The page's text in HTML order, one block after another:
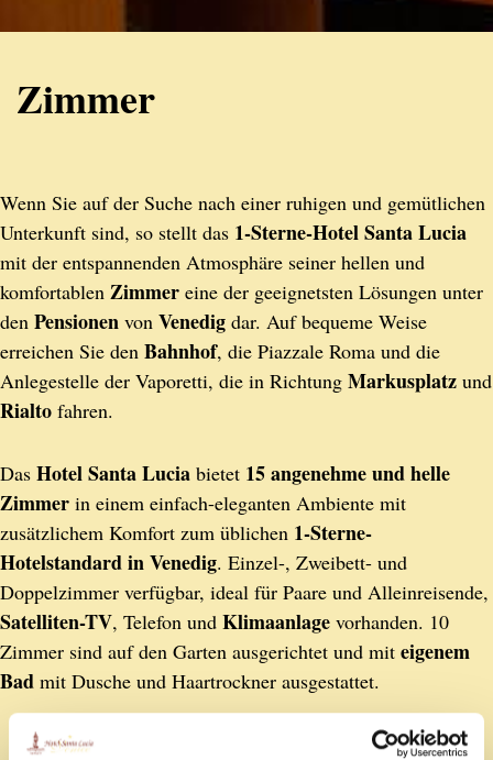
Zimmer
Wenn Sie auf der Suche nach einer ruhigen und gemütlichen
Unterkunft sind, so stellt das 1-Sterne-Hotel Santa Lucia
mit der entspannenden Atmosphäre seiner hellen und
komfortablen Zimmer eine der geeignetsten Lösungen unter
den Pensionen von Venedig dar. Auf bequeme Weise
erreichen Sie den Bahnhof, die Piazzale Roma und die
Anlegestelle der Vaporetti, die in Richtung Markusplatz und
Rialto fahren.
Das Hotel Santa Lucia bietet 15 angenehme und helle
Zimmer in einem einfach-eleganten Ambiente mit
zusätzlichem Komfort zum üblichen 1-Sterne-
Hotelstandard in Venedig. Einzel-, Zweibett- und
Doppelzimmer verfügbar, ideal für Paare und Alleinreisende,
Satelliten-TV, Telefon und Klimaanlage vorhanden. 10
Zimmer sind auf den Garten ausgerichtet und mit eigenem
Bad mit Dusche und Haartrockner ausgestattet.